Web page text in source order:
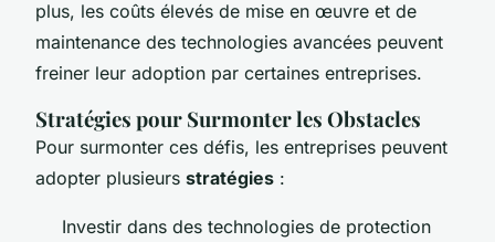
plus, les coûts élevés de mise en œuvre et de
maintenance des technologies avancées peuvent
freiner leur adoption par certaines entreprises.
Stratégies pour Surmonter les Obstacles
Pour surmonter ces défis, les entreprises peuvent
adopter plusieurs stratégies :
Investir dans des technologies de protection